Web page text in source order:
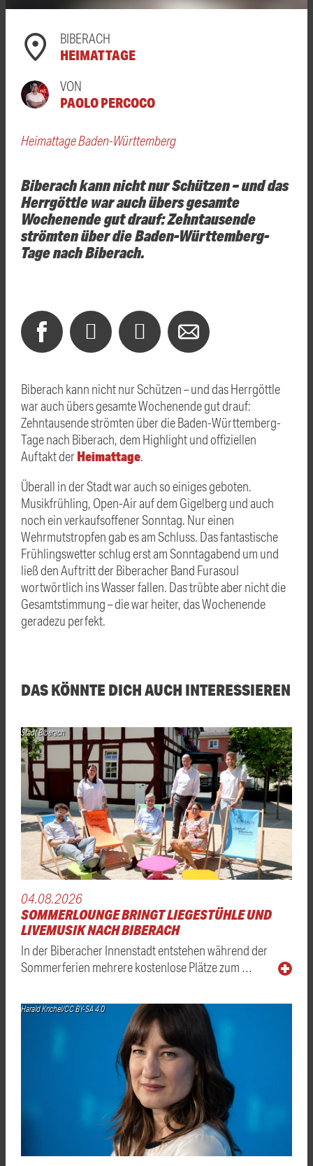
BIBERACH
HEIMATTAGE
VON
PAOLO PERCOCO
Heimattage Baden-Württemberg
Biberach kann nicht nur Schützen – und das
Herrgöttle war auch übers gesamte
Wochenende gut drauf: Zehntausende
strömten über die Baden-Württemberg-
Tage nach Biberach.
Biberach kann nicht nur Schützen – und das Herrgöttle
war auch übers gesamte Wochenende gut drauf:
Zehntausende strömten über die Baden-Württemberg-
Tage nach Biberach, dem Highlight und offiziellen
Auftakt derHeimattage.
Überall in der Stadt war auch so einiges geboten.
Musikfrühling, Open-Air auf dem Gigelberg und auch
noch ein verkaufsoffener Sonntag. Nur einen
Wehrmutstropfen gab es am Schluss. Das fantastische
Frühlingswetter schlug erst am Sonntagabend um und
ließ den Auftritt der Biberacher Band Furasoul
wortwörtlich ins Wasser fallen. Das trübte aber nicht die
Gesamtstimmung – die war heiter, das Wochenende
geradezu perfekt.
DAS KÖNNTE DICH AUCH INTERESSIEREN
Stadt Biberach
04.08.2026
SOMMERLOUNGE BRINGT LIEGESTÜHLE UND
LIVEMUSIK NACH BIBERACH
In der Biberacher Innenstadt entstehen während der
Sommerferien mehrere kostenlose Plätze zum …
Harald Krichel/CC BY-SA 4.0